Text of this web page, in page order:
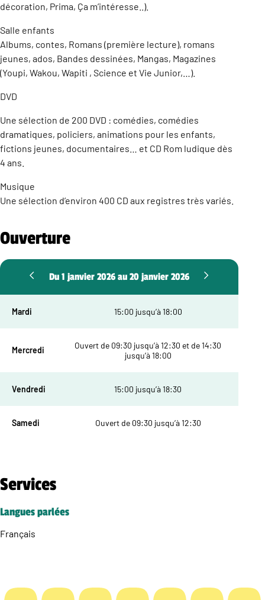
décoration, Prima, Ça m’intéresse..).
Salle enfants
Albums, contes, Romans (première lecture), romans
jeunes, ados, Bandes dessinées, Mangas, Magazines
(Youpi, Wakou, Wapiti , Science et Vie Junior,…).
DVD
Une sélection de 200 DVD : comédies, comédies
dramatiques, policiers, animations pour les enfants,
fictions jeunes, documentaires… et CD Rom ludique dès
4 ans.
Musique
Une sélection d’environ 400 CD aux registres très variés.
Ouverture
Du 1 janvier 2026 au 20 janvier 2026
Mardi 15:00 jusqu’à 18:00
Mercredi
Ouvert de 09:30 jusqu’à 12:30 et de 14:30
jusqu’à 18:00
Vendredi 15:00 jusqu’à 18:30
Samedi Ouvert de 09:30 jusqu’à 12:30
Services
Langues parlées
Français